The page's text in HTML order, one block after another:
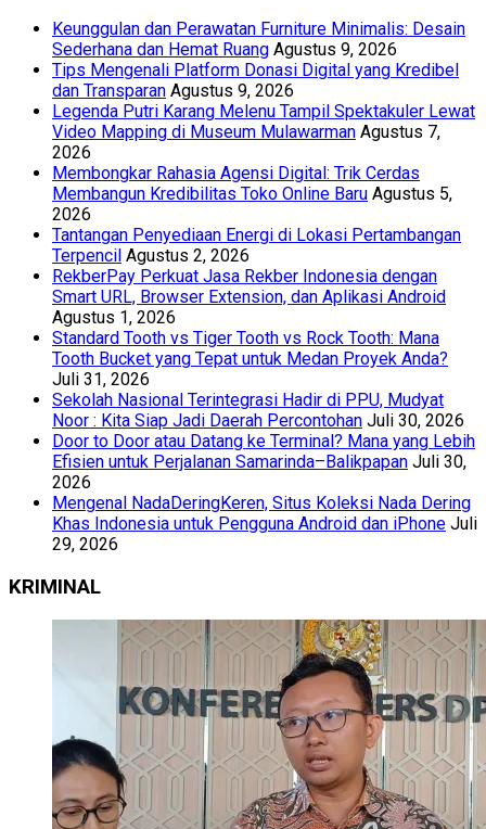
Keunggulan dan Perawatan Furniture Minimalis: Desain
Sederhana dan Hemat Ruang Agustus 9, 2026
Tips Mengenali Platform Donasi Digital yang Kredibel
dan Transparan Agustus 9, 2026
Legenda Putri Karang Melenu Tampil Spektakuler Lewat
Video Mapping di Museum Mulawarman Agustus 7,
2026
Membongkar Rahasia Agensi Digital: Trik Cerdas
Membangun Kredibilitas Toko Online Baru Agustus 5,
2026
Tantangan Penyediaan Energi di Lokasi Pertambangan
Terpencil Agustus 2, 2026
RekberPay Perkuat Jasa Rekber Indonesia dengan
Smart URL, Browser Extension, dan Aplikasi Android
Agustus 1, 2026
Standard Tooth vs Tiger Tooth vs Rock Tooth: Mana
Tooth Bucket yang Tepat untuk Medan Proyek Anda?
Juli 31, 2026
Sekolah Nasional Terintegrasi Hadir di PPU, Mudyat
Noor : Kita Siap Jadi Daerah Percontohan Juli 30, 2026
Door to Door atau Datang ke Terminal? Mana yang Lebih
Efisien untuk Perjalanan Samarinda–Balikpapan Juli 30,
2026
Mengenal NadaDeringKeren, Situs Koleksi Nada Dering
Khas Indonesia untuk Pengguna Android dan iPhone Juli
29, 2026
KRIMINAL